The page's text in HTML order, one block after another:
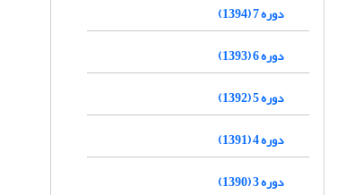
دوره 7 (1394)
دوره 6 (1393)
دوره 5 (1392)
دوره 4 (1391)
دوره 3 (1390)